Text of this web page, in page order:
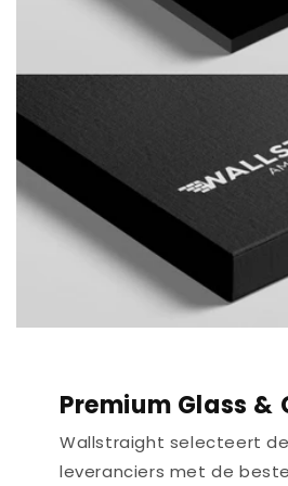
Premium Glass &
Wallstraight selecteert
leveranciers met de